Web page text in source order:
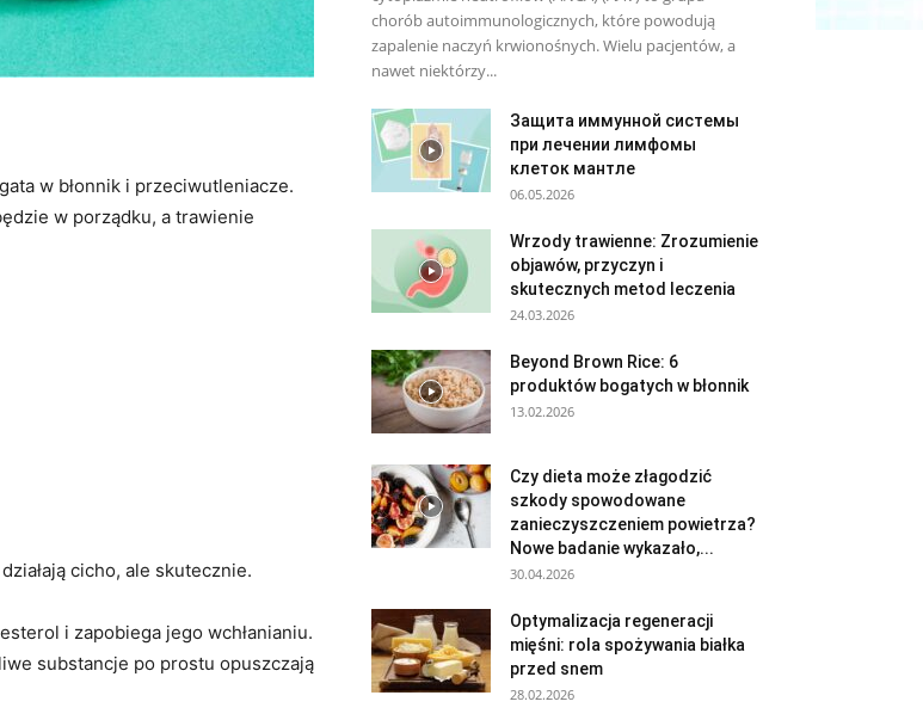
w błonnik i przeciwutleniacze.
w porządku, a trawienie
cicho, ale skutecznie.
i zapobiega jego wchłanianiu.
substancje po prostu opuszczają
chorób autoimmunologicznych, które powodują
zapalenie naczyń krwionośnych. Wielu pacjentów, a
nawet niektórzy...
Защита иммунной системы
при лечении лимфомы
клеток мантле
06.05.2026
Wrzody trawienne: Zrozumienie
objawów, przyczyn i
skutecznych metod leczenia
24.03.2026
Beyond Brown Rice: 6
produktów bogatych w błonnik
13.02.2026
Czy dieta może złagodzić
szkody spowodowane
zanieczyszczeniem powietrza?
Nowe badanie wykazało,...
30.04.2026
Optymalizacja regeneracji
mięśni: rola spożywania białka
przed snem
28.02.2026